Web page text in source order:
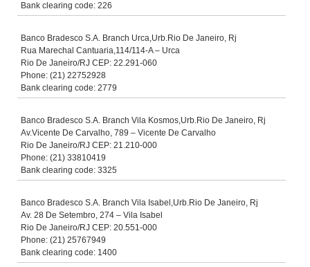
Bank clearing code: 226
Banco Bradesco S.A. Branch Urca,Urb.Rio De Janeiro, Rj
Rua Marechal Cantuaria,114/114-A – Urca
Rio De Janeiro/RJ CEP: 22.291-060
Phone: (21) 22752928
Bank clearing code: 2779
Banco Bradesco S.A. Branch Vila Kosmos,Urb.Rio De Janeiro, Rj
Av.Vicente De Carvalho, 789 – Vicente De Carvalho
Rio De Janeiro/RJ CEP: 21.210-000
Phone: (21) 33810419
Bank clearing code: 3325
Banco Bradesco S.A. Branch Vila Isabel,Urb.Rio De Janeiro, Rj
Av. 28 De Setembro, 274 – Vila Isabel
Rio De Janeiro/RJ CEP: 20.551-000
Phone: (21) 25767949
Bank clearing code: 1400